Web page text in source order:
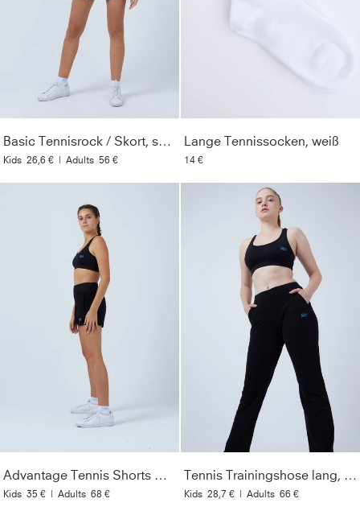
Basic Tennisrock / Skort, schwarz
Kids 26,6 € | Adults 56 €
Lange Tennissocken, weiß
14 €
Advantage Tennis Shorts mit Ballhalter, schwarz
Kids 35 € | Adults 68 €
Tennis Trainingshose lang, schwarz
Kids 28,7 € | Adults 66 €